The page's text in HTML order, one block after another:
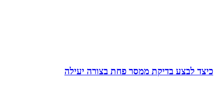
כיצד לבצע בדיקת ממסר פחת בצורה יעילה